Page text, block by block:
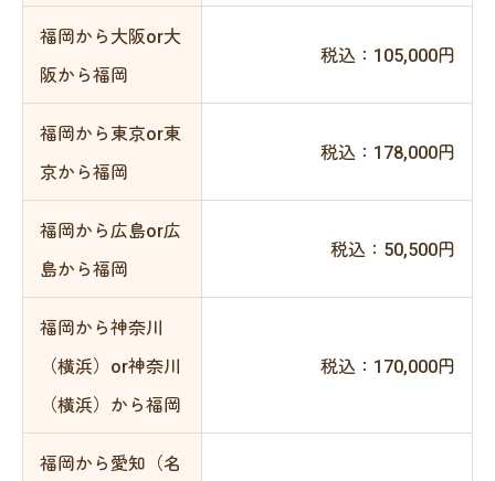
福岡から大阪or大
阪から福岡
税込：105,000円
福岡から東京or東
京から福岡
税込：178,000円
福岡から広島or広
島から福岡
税込：50,500円
福岡から神奈川
（横浜）or神奈川
（横浜）から福岡
税込：170,000円
福岡から愛知（名